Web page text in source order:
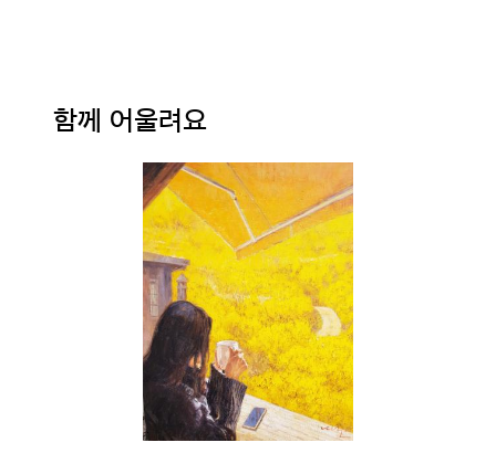
함께 어울려요